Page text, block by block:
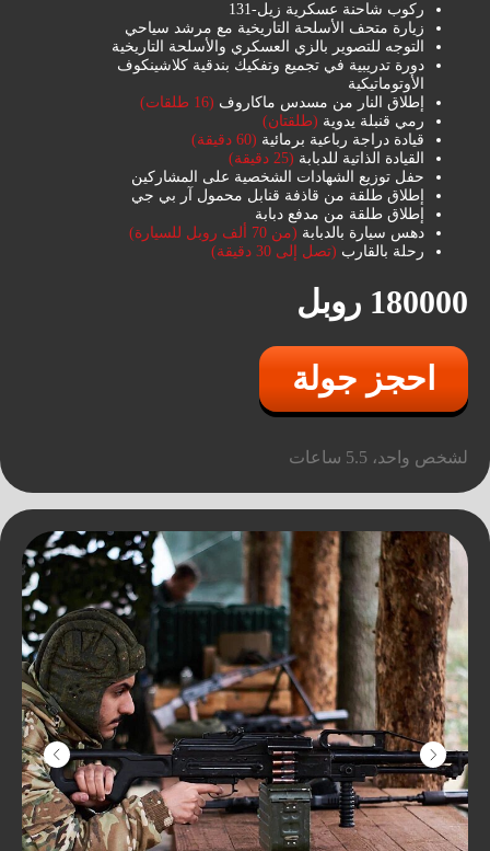
ركوب شاحنة عسكرية زيل-131
زيارة متحف الأسلحة التاريخية مع مرشد سياحي
التوجه للتصوير بالزي العسكري والأسلحة التاريخية
دورة تدريبية في تجميع وتفكيك بندقية كلاشينكوف
الأوتوماتيكية
إطلاق النار من مسدس ماكاروف (16 طلقات)
رمي قنبلة يدوية (طلقتان)
قيادة دراجة رباعية برمائية (60 دقيقة)
القيادة الذاتية للدبابة (25 دقيقة)
حفل توزيع الشهادات الشخصية على المشاركين
إطلاق طلقة من قاذفة قنابل محمول آر بي جي
إطلاق طلقة من مدفع دبابة
دهس سيارة بالدبابة (من 70 ألف روبل للسيارة)
رحلة بالقارب (تصل إلى 30 دقيقة)
180000 روبل
احجز جولة
لشخص واحد، 5.5 ساعات
لقد فكرنا في كل شيء
بقدرات على الطرق الوعرة والتضاريس بفضل
العجلات الضخمة، ونظام التعليق الطويل،
والمقاعد المدفّأة
والمقاعد المدفّأة والحماية الممتازة من الطين
لذا ستكون BIG FOOTتتميز شاحنات الـ
كإضافة إلى جولة الدبابة أو يمكن شرائها بشكل
منفصل.BIG FOOT مرتاحاً في رحلتك. يمكن
شراء جولات
تعلّم قيادة أكبر مركبة برمائية رباعية الدفع في
أوروبا وانطلق في جولة عبر غابة الصنوبر
الخلابة حيث
يمكن للدراجة الكبيرة السباحة، و النزول بها إلى
الماء ركوبها في خزان إيكشا المتجمد.
.لا تقلق: لن تشعر بالبرد والابتلال